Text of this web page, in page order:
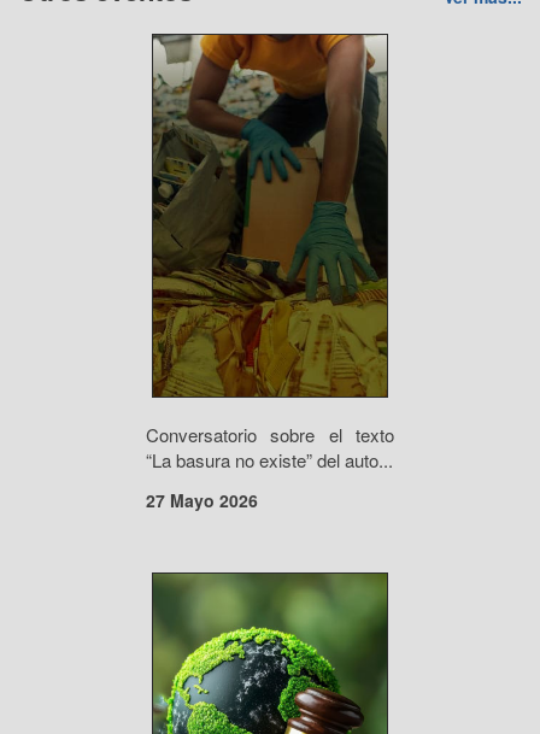
Conversatorio sobre el texto
“La basura no existe” del auto...
27 Mayo 2026